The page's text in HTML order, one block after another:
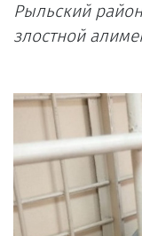
Рыльский
злостной